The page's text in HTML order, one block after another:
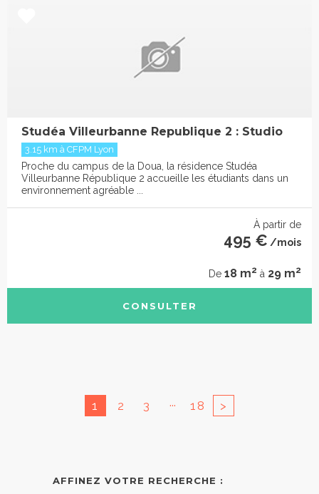
Studéa Villeurbanne Republique 2 : Studio
3.15 km à CFPM Lyon
Proche du campus de la Doua, la résidence Studéa
Villeurbanne République 2 accueille les étudiants dans un
environnement agréable ...
À partir de
495 € /mois
De 18 m2 à 29 m2
CONSULTER
1 2 3 ... 18 >
AFFINEZ VOTRE RECHERCHE :